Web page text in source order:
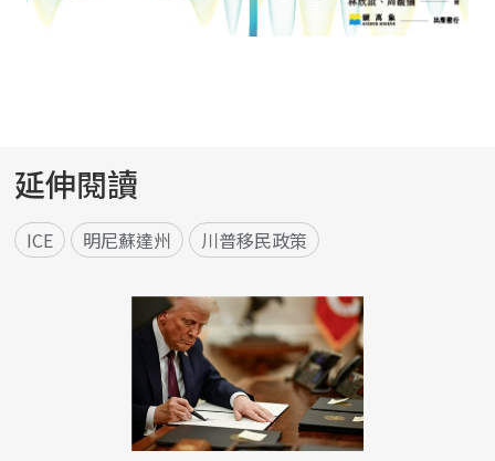
延伸閱讀
ICE 明尼蘇達州 川普移民政策